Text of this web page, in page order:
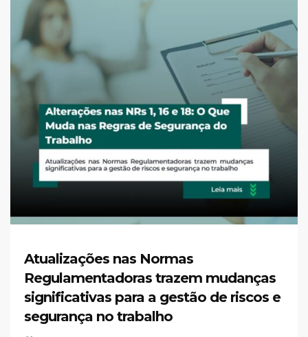
Atualizações nas Normas
Regulamentadoras trazem mudanças
significativas para a gestão de riscos e
segurança no trabalho